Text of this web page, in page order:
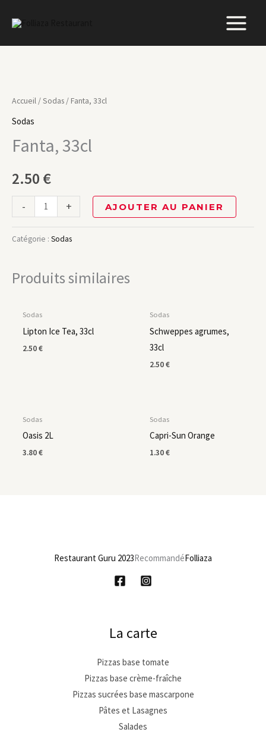
Accueil /Sodas / Fanta, 33cl
Sodas
Fanta, 33cl
2.50 €
-
de
Fanta,
+ AJOUTER AU PANIER
Catégorie : Sodas
Produits similaires
Sodas
Lipton Ice Tea, 33cl
2.50€
Sodas
Schweppes agrumes,
33cl
2.50€
Sodas
Oasis 2L
3.80€
Sodas
Capri-Sun Orange
1.30€
Restaurant Guru 2023RecommandéFolliaza
La carte
Pizzas base tomate
Pizzas base crème-fraîche
Pizzas sucrées base mascarpone
Pâtes et Lasagnes
Salades